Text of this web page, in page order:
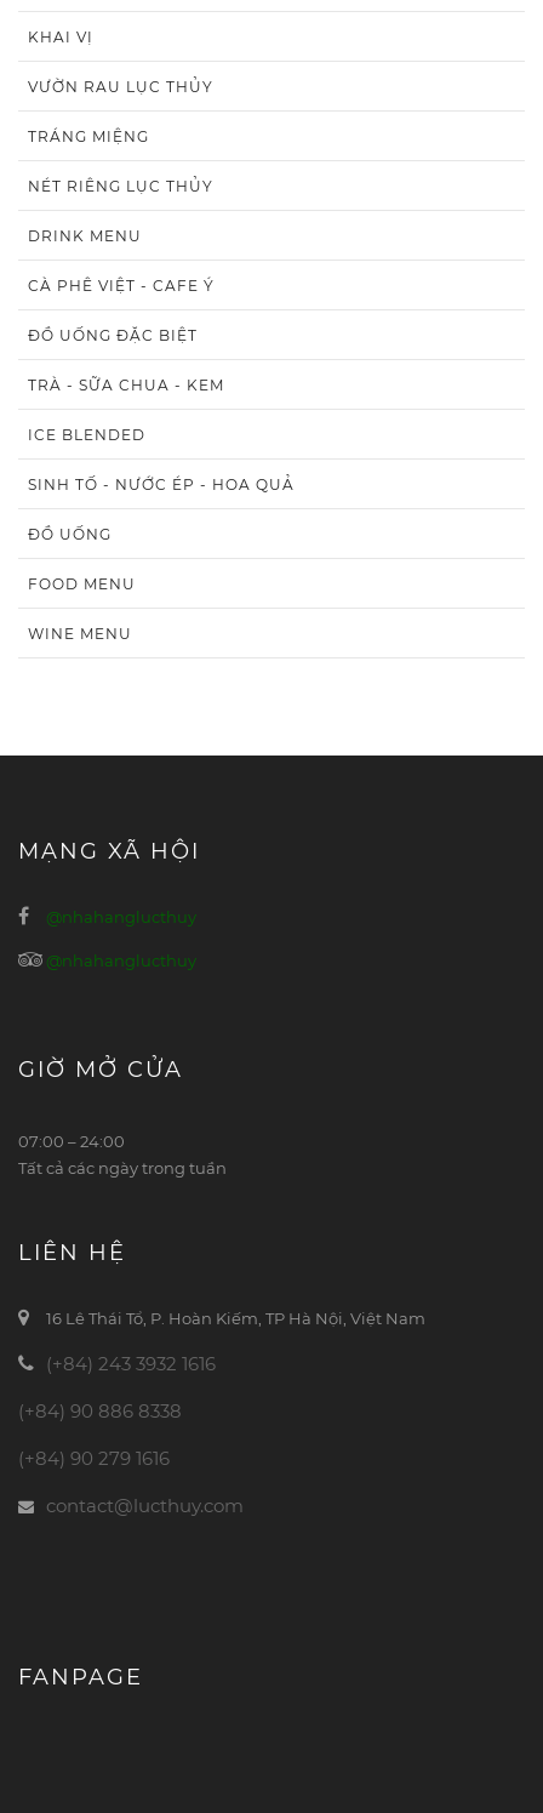
KHAI VỊ
VƯỜN RAU LỤC THỦY
TRÁNG MIỆNG
NÉT RIÊNG LỤC THỦY
DRINK MENU
CÀ PHÊ VIỆT - CAFE Ý
ĐỒ UỐNG ĐẶC BIỆT
TRÀ - SỮA CHUA - KEM
ICE BLENDED
SINH TỐ - NƯỚC ÉP - HOA QUẢ
ĐỒ UỐNG
FOOD MENU
WINE MENU
MẠNG XÃ HỘI
@nhahanglucthuy
@nhahanglucthuy
GIỜ MỞ CỬA
07:00 – 24:00
Tất cả các ngày trong tuần
LIÊN HỆ
16 Lê Thái Tổ, P. Hoàn Kiếm, TP Hà Nội, Việt Nam
(+84) 243 3932 1616
(+84) 90 886 8338
(+84) 90 279 1616
contact@lucthuy.com
FANPAGE